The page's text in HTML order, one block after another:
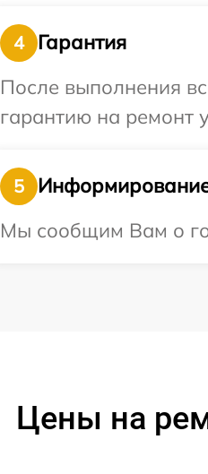
4
Гарантия
После выполнения
гарантию на ремонт
5
Информирование
Мы сообщим Вам о
Цены на